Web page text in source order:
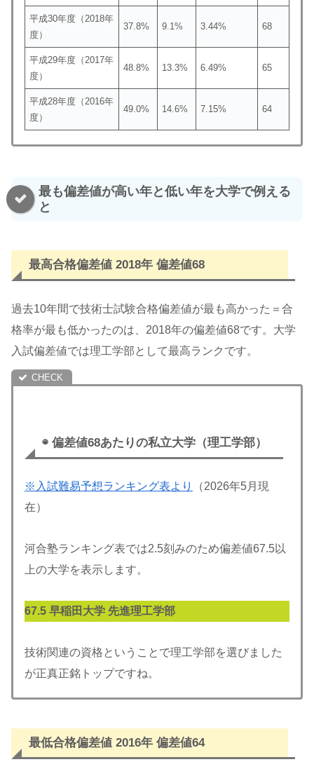
平成30年度（2018年
度）
37.8% 9.1% 3.44% 68
平成29年度（2017年
度）
48.8% 13.3% 6.49% 65
平成28年度（2016年
度）
49.0% 14.6% 7.15% 64
最も偏差値が高い年と低い年を大学で例える
と
最高合格偏差値 2018年 偏差値68
過去10年間で技術士試験合格偏差値が最も高かった＝合
格率が最も低かったのは、2018年の偏差値68です。大学
入試偏差値では理工学部として最高ランクです。
◉ 偏差値68あたりの私立大学（理工学部）
※入試難易予想ランキング表より
（2026年5月現
在）
河合塾ランキング表では2.5刻みのため偏差値67.5以
上の大学を表示します。
67.5 早稲田大学 先進理工学部
技術関連の資格ということで理工学部を選びました
が正真正銘トップですね。
最低合格偏差値 2016年 偏差値64